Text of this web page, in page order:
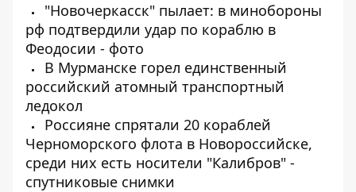
"Новочеркасск" пылает: в минобороны
рф подтвердили удар по кораблю в
Феодосии - фото
В Мурманске горел единственный
российский атомный транспортный
ледокол
Россияне спрятали 20 кораблей
Черноморского флота в Новороссийске,
среди них есть носители "Калибров" -
спутниковые снимки